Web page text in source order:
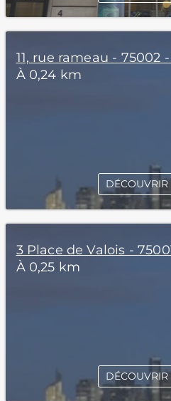
11, rue rameau - 75002
À 0,24 km
DÉCOUVRIR
3 Place de Valois -
À 0,25 km
DÉCOUVRIR